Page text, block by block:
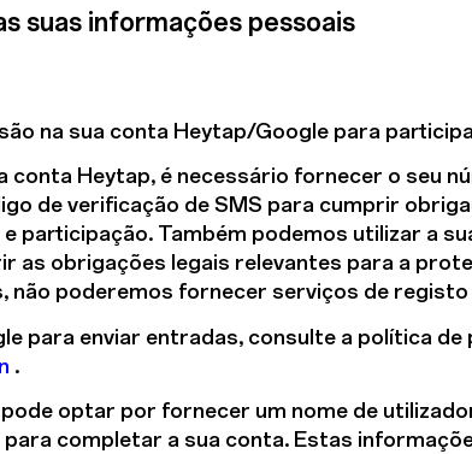
suas informações pessoais
na sua conta Heytap/Google para
conta Heytap, é necessário fornecer o seu
de verificação de SMS para cumprir
participação. Também podemos utilizar a
as obrigações legais relevantes para a
poderemos fornecer serviços de registo
para enviar entradas, consulte a política de
.
optar por fornecer um nome de
completar a sua conta. Estas